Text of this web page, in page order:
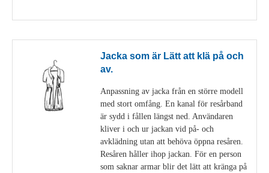
Jacka som är Lätt att klä på och
av.
Anpassning av jacka från en större modell
med stort omfång. En kanal för resårband
är sydd i fållen längst ned. Användaren
kliver i och ur jackan vid på- och
avklädning utan att behöva öppna resåren.
Resåren håller ihop jackan. För en person
som saknar armar blir det lätt att kränga på